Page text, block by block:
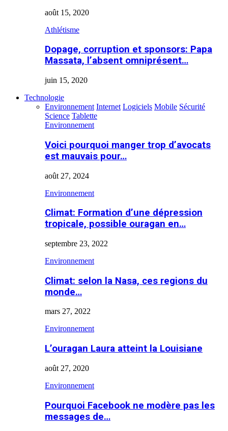
août 15, 2020
Athlétisme
Dopage, corruption et sponsors: Papa
Massata, l’absent omniprésent…
juin 15, 2020
Technologie
Environnement Internet Logiciels Mobile Sécurité
Science Tablette
Environnement
Voici pourquoi manger trop d’avocats
est mauvais pour…
août 27, 2024
Environnement
Climat: Formation d’une dépression
tropicale, possible ouragan en…
septembre 23, 2022
Environnement
Climat: selon la Nasa, ces regions du
monde…
mars 27, 2022
Environnement
L’ouragan Laura atteint la Louisiane
août 27, 2020
Environnement
Pourquoi Facebook ne modère pas les
messages de…